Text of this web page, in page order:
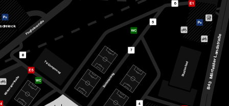
S
t
a
d
i
o
n
b
a
d
T
V-Compound
W
i
n
t
ersp
ort
ha
l
l
e
reieck
4
5
6
7
8
S
o
mm
e
r
w
e
g
Flug
ha
fens
tr
aß
e
B
4
3
M
ö
r
f
e
l
d
e
r
L
a
n
d
s
t
r
a
ß
e